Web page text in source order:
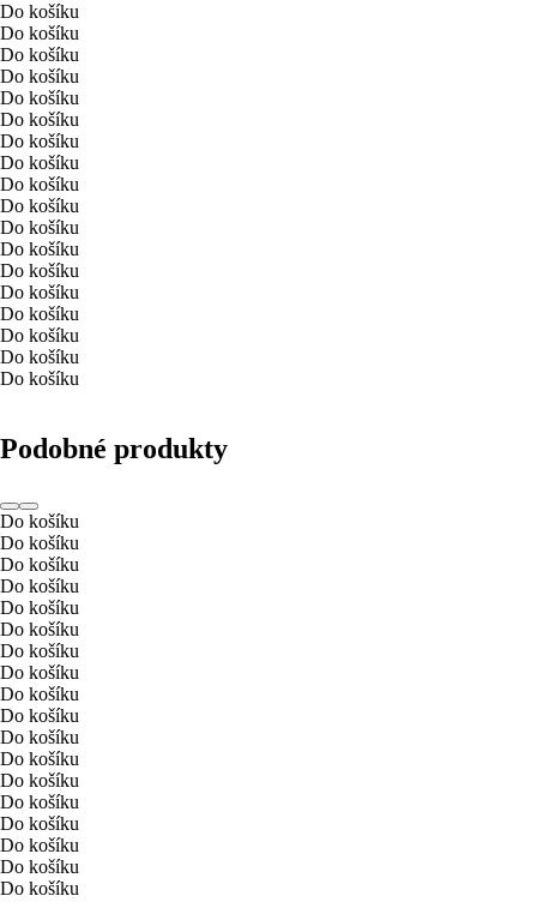
Do košíku
Do košíku
Do košíku
Do košíku
Do košíku
Do košíku
Do košíku
Do košíku
Do košíku
Do košíku
Do košíku
Do košíku
Do košíku
Do košíku
Do košíku
Do košíku
Do košíku
Do košíku
Podobné produkty
Do košíku
Do košíku
Do košíku
Do košíku
Do košíku
Do košíku
Do košíku
Do košíku
Do košíku
Do košíku
Do košíku
Do košíku
Do košíku
Do košíku
Do košíku
Do košíku
Do košíku
Do košíku